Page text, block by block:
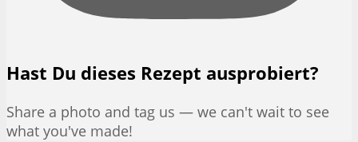
Hast Du dieses Rezept ausprobiert?
Share a photo and tag us — we can't wait to see
what you've made!